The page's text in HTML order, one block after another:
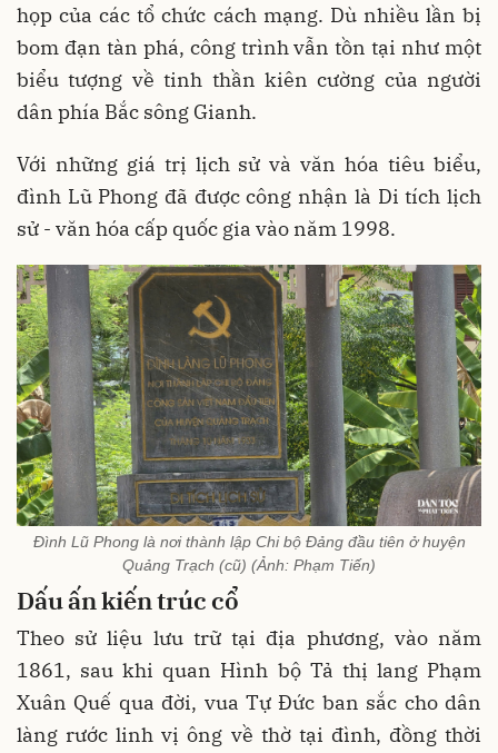
họp của các tổ chức cách mạng. Dù nhiều lần bị
bom đạn tàn phá, công trình vẫn tồn tại như một
biểu tượng về tinh thần kiên cường của người
dân phía Bắc sông Gianh.
Với những giá trị lịch sử và văn hóa tiêu biểu,
đình Lũ Phong đã được công nhận là Di tích lịch
sử - văn hóa cấp quốc gia vào năm 1998.
Đình Lũ Phong là nơi thành lập Chi bộ Đảng đầu tiên ở huyện
Quảng Trạch (cũ) (Ảnh: Phạm Tiến)
Dấu ấn kiến trúc cổ
Theo sử liệu lưu trữ tại địa phương, vào năm
1861, sau khi quan Hình bộ Tả thị lang Phạm
Xuân Quế qua đời, vua Tự Đức ban sắc cho dân
làng rước linh vị ông về thờ tại đình, đồng thời